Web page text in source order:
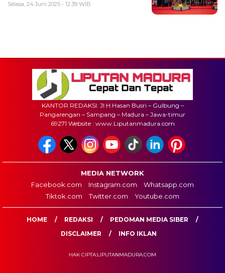
Selasa, 24 Juni 2025 - 12:39 WIB
KANTOR REDAKSI: Jl H.Hasan Busri – Gulbung –
Pangarengan – Sampang – Madura – Jawa-timur
69271 Website : www.Liputanmadura.com
MEDIA NETWORK
Facebook.com
Instagram.com
Whatsapp.com
Tiktok.com
Twitter.com Youtube.com
HOME REDAKSI
PEDOMAN MEDIA SIBER
DISCLAIMER
INFO IKLAN
HAK CIPTA:LIPUTANMADURA.COM